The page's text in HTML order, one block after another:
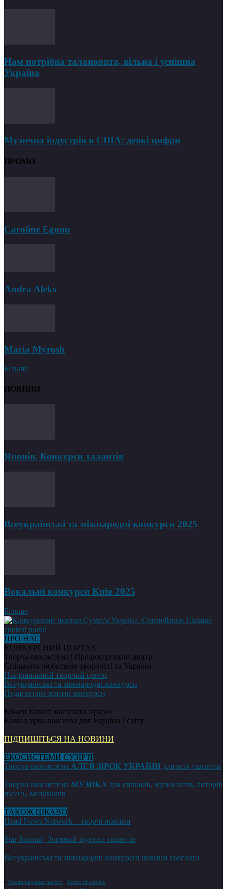
Нам потрібна талановита, вільна і успішна
Україна
Музична індустрія в США: деякі цифри
ПРОМО
Caroline Egonu
Andra Aleks
Maria Myrosh
Більше
НОВИНИ
Японія. Конкурси талантів
Всеукраїнські та міжнародні конкурси 2025
Вокальні конкурси Київ 2025
Більше
ПРО НАС
КОНКУРСНИЙ ПОРТАЛ
Творча екосистема | Продюсерський центр
Спільнота любителів творчості та України
Національний творчий центр
Всеукраїнські та міжнародні конкурси
Педагогічні освітні конкурси
Кожен талант має стати зіркою
Кожна зірка важлива для України і світу
ПІДПИШІТЬСЯ НА НОВИНИ
ЕКОСИСТЕМИ СУЗІР'Я
Творча екосистема АЛЕЯ ЗІРОК УКРАЇНИ для всіх талантів
Творча екосистема МУЗИКА для співаків, музикантів, авторів
пісень, меломанів
ТАКОЖ ЦІКАВО
Head News Network – творчі новини
Star Journal | Зоряний журнал талантів
Всеукраїнські та міжнародні конкурсні новини сьогодні
• Умови надання послуг
Terms of service